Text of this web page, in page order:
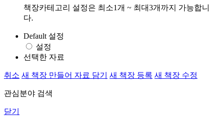
책장카테고리 설정은 최소1개 ~ 최대3개까지 가능합니
다.
Default 설정
설정
선택한 자료
취소 새 책장 만들어 자료 담기 새 책장 등록 새 책장 수정
관심분야 검색
닫기